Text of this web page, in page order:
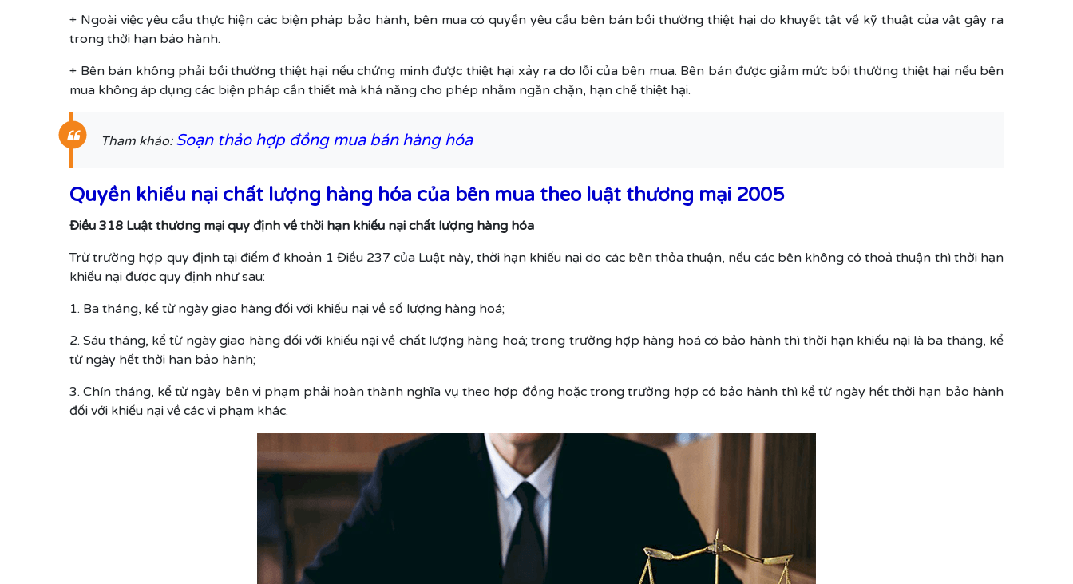
+ Ngoài việc yêu cầu thực hiện các biện pháp bảo hành, bên mua có quyền yêu cầu bên bán bồi thường thiệt hại do khuyết tật về kỹ thuật của vật gây ra
trong thời hạn bảo hành.
+ Bên bán không phải bồi thường thiệt hại nếu chứng minh được thiệt hại xảy ra do lỗi của bên mua. Bên bán được giảm mức bồi thường thiệt hại nếu bên
mua không áp dụng các biện pháp cần thiết mà khả năng cho phép nhằm ngăn chặn, hạn chế thiệt hại.
Tham khảo: Soạn thảo hợp đồng mua bán hàng hóa
Quyền khiếu nại chất lượng hàng hóa của bên mua theo luật thương mại 2005
Điều 318 Luật thương mại quy định về thời hạn khiếu nại chất lượng hàng hóa
Trừ trường hợp quy định tại điểm đ khoản 1 Điều 237 của Luật này, thời hạn khiếu nại do các bên thỏa thuận, nếu các bên không có thoả thuận thì thời hạn
khiếu nại được quy định như sau:
1. Ba tháng, kể từ ngày giao hàng đối với khiếu nại về số lượng hàng hoá;
2. Sáu tháng, kể từ ngày giao hàng đối với khiếu nại về chất lượng hàng hoá; trong trường hợp hàng hoá có bảo hành thì thời hạn khiếu nại là ba tháng, kể
từ ngày hết thời hạn bảo hành;
3. Chín tháng, kể từ ngày bên vi phạm phải hoàn thành nghĩa vụ theo hợp đồng hoặc trong trường hợp có bảo hành thì kể từ ngày hết thời hạn bảo hành
đối với khiếu nại về các vi phạm khác.